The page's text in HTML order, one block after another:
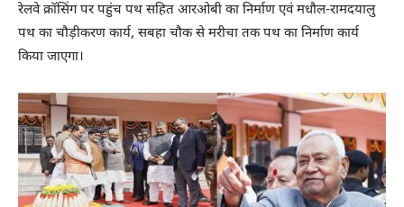
रेलवे क्रॉसिंग पर पहुंच पथ सहित आरओबी का निर्माण एवं मधौल-रामदयालु
पथ का चौड़ीकरण कार्य, सबहा चौक से मरीचा तक पथ का निर्माण कार्य
किया जाएगा।